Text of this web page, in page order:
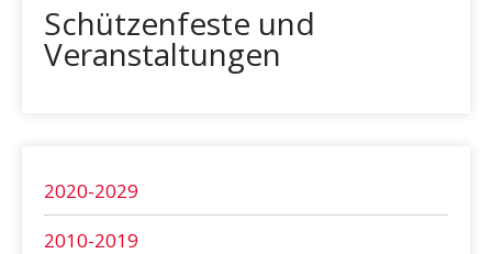
Schützenfeste und
Veranstaltungen
2020-2029
2010-2019